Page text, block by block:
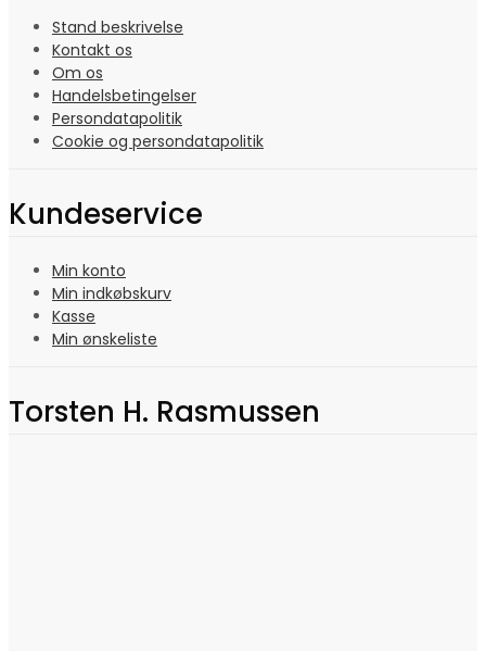
Stand beskrivelse
Kontakt os
Om os
Handelsbetingelser
Persondatapolitik
Cookie og persondatapolitik
Kundeservice
Min konto
Min indkøbskurv
Kasse
Min ønskeliste
Torsten H. Rasmussen